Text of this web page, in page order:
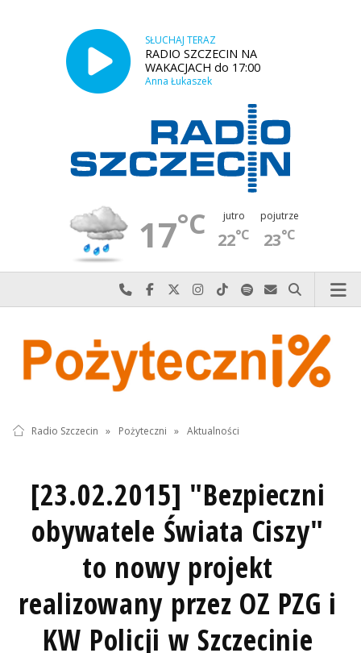
SŁUCHAJ TERAZ
RADIO SZCZECIN NA
WAKACJACH do 17:00
Anna Łukaszek
17°C jutro
22°C
pojutrze
23°C
Najlepiej po prostu do nas zadzwoń
Odwiedź nas na Facebook-u
Odwiedź nas na X
Odwiedź nas na Instagram-ie
Odwiedź nas na TikTok-u
Szukaj nas na Spotify
Wyślij do nas
Szukaj
Radio Szczecin » Pożyteczni » Aktualności
[23.02.2015] "Bezpieczni
obywatele Świata Ciszy"
to nowy projekt
realizowany przez OZ PZG i
KW Policji w Szczecinie